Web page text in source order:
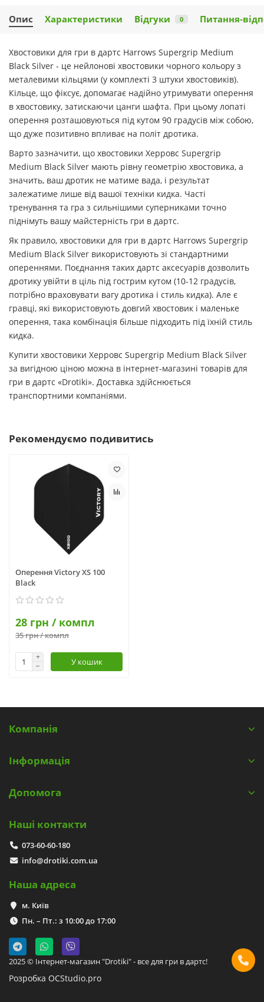
Опис Характеристики Відгуки 0 Питання-
Хвостовики для гри в дартс Harrows Supergrip Medium
Black Silver - це нейлонові хвостовики чорного кольору з
металевими кільцями (у комплекті 3 штуки хвостовиків).
Кільце, що фіксує, допомагає надійно утримувати оперення
в хвостовику, затискаючи цанги шафта. При цьому лопаті
оперення розташовуються під кутом 90 градусів між собою,
що дуже позитивно впливає на політ дротика.
Варто зазначити, що хвостовики Херровс Supergrip
Medium Black Silver мають рівну геометрію хвостовика, а
значить, ваш дротик не матиме вада, і результат
залежатиме лише від вашої техніки кидка. Часті
тренування та гра з сильнішими суперниками точно
піднімуть вашу майстерність гри в дартс.
Як правило, хвостовики для гри в дартс Harrows Supergrip
Medium Black Silver використовують зі стандартними
опереннями. Поєднання таких дартс аксесуарів дозволить
дротику увійти в ціль під гострим кутом (10-12 градусів,
потрібно враховувати вагу дротика і стиль кидка). Але є
гравці, які використовують довгий хвостовик і маленьке
оперення, така комбінація більше підходить під їхній стиль
кидка.
Купити хвостовики Херровс Supergrip Medium Black Silver
за вигідною ціною можна в інтернет-магазині товарів для
гри в дартс «Drotiki». Доставка здійснюється
транспортними компаніями.
Рекомендуємо подивитись
Оперення Victory XS 100
Black
28 грн / компл
35 грн / компл
У кошик
Компанія
Інформація
Допомога
Наші контакти
073-60-60-180
info@drotiki.com.ua
Наша адреса
м. Київ
Пн. – Пт.: з 10:00 до 17:00
2025 © Інтернет-магазин "Drotiki" - все для гри в дартс!
Розробка OCStudio.pro